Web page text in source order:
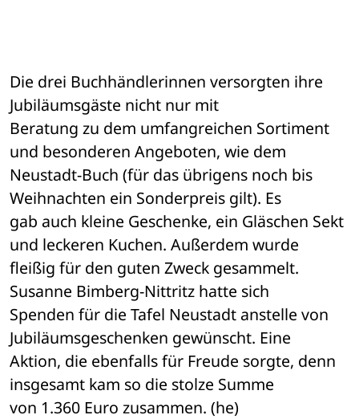
Die drei Buchhändlerinnen versorgten ihre
Jubiläumsgäste nicht nur mit
Beratung zu dem umfangreichen Sortiment
und besonderen Angeboten, wie dem
Neustadt-Buch (für das übrigens noch bis
Weihnachten ein Sonderpreis gilt). Es
gab auch kleine Geschenke, ein Gläschen Sekt
und leckeren Kuchen. Außerdem wurde
fleißig für den guten Zweck gesammelt.
Susanne Bimberg-Nittritz hatte sich
Spenden für die Tafel Neustadt anstelle von
Jubiläumsgeschenken gewünscht. Eine
Aktion, die ebenfalls für Freude sorgte, denn
insgesamt kam so die stolze Summe
von 1.360 Euro zusammen. (he)